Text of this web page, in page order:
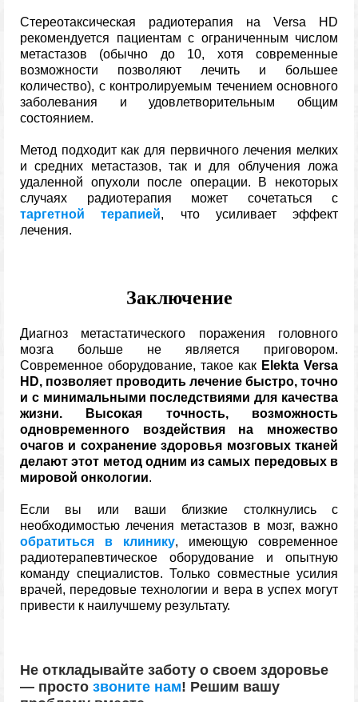
Стереотаксическая радиотерапия на Versa HD
рекомендуется пациентам с ограниченным числом
метастазов (обычно до 10, хотя современные
возможности позволяют лечить и большее
количество), с контролируемым течением основного
заболевания и удовлетворительным общим
состоянием.
Метод подходит как для первичного лечения мелких
и средних метастазов, так и для облучения ложа
удаленной опухоли после операции. В некоторых
случаях радиотерапия может сочетаться с
таргетной терапией, что усиливает эффект
лечения.
Заключение
Диагноз метастатического поражения головного
мозга больше не является приговором.
Современное оборудование, такое как Elekta Versa
HD, позволяет проводить лечение быстро, точно
и с минимальными последствиями для качества
жизни. Высокая точность, возможность
одновременного воздействия на множество
очагов и сохранение здоровья мозговых тканей
делают этот метод одним из самых передовых в
мировой онкологии.
Если вы или ваши близкие столкнулись с
необходимостью лечения метастазов в мозг, важно
обратиться в клинику, имеющую современное
радиотерапевтическое оборудование и опытную
команду специалистов. Только совместные усилия
врачей, передовые технологии и вера в успех могут
привести к наилучшему результату.
Не откладывайте заботу о своем здоровье
— просто звоните нам! Решим вашу